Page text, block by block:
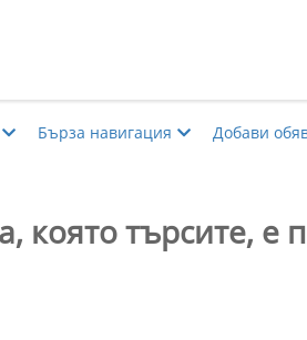
Бърза навигация Добави
която търсите, е